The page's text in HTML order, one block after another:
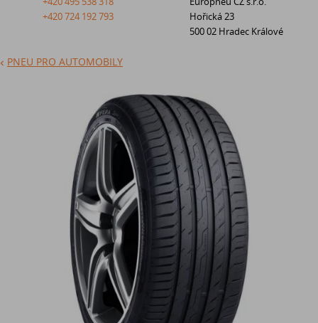
+420 724 192 793
Hořická 23
500 02 Hradec Králové
PNEU PRO AUTOMOBILY